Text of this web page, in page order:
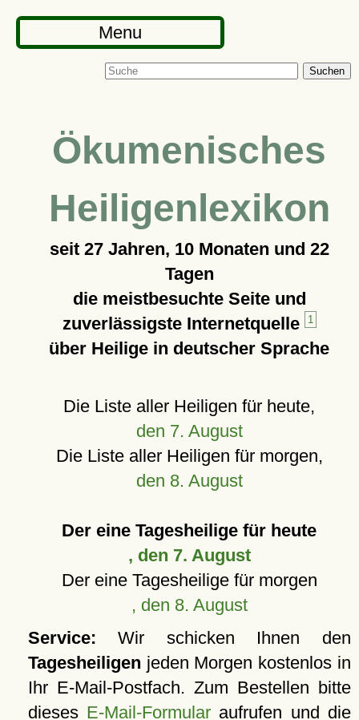
Menu
Suchen
Ökumenisches
Heiligenlexikon
seit 27 Jahren, 10 Monaten und 22
Tagen
die meistbesuchte Seite und
zuverlässigste Internetquelle
1
über Heilige in deutscher Sprache
Die Liste aller Heiligen für heute,
den 7. August
Die Liste aller Heiligen für morgen,
den 8. August
Der eine Tagesheilige für heute
, den 7. August
Der eine Tagesheilige für morgen
, den 8. August
Service: Wir schicken Ihnen den
Tagesheiligen jeden Morgen kostenlos in
Ihr E-Mail-Postfach. Zum Bestellen bitte
dieses E-Mail-Formular aufrufen und die